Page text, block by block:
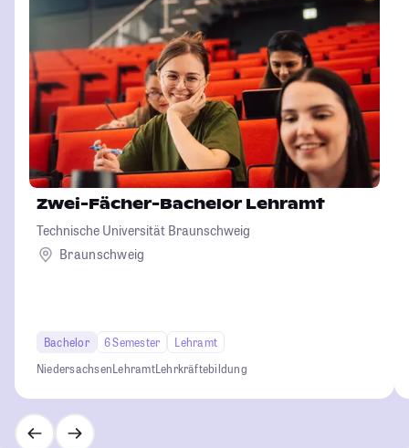
Zwei-Fächer-Bachelor Lehramt
Technische Universität Braunschweig
Braunschweig
Bachelor 6 Semester
Lehramt
NiedersachsenLehramtLehrkräftebildung